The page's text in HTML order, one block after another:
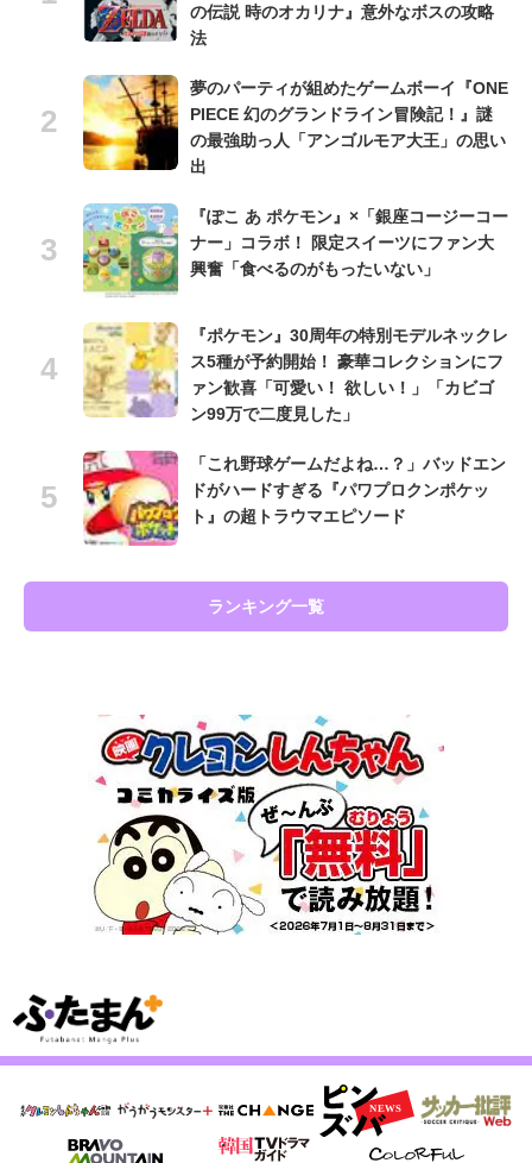
の伝説 時のオカリナ』意外なボスの攻略
法
夢のパーティが組めたゲームボーイ『ONE
PIECE 幻のグランドライン冒険記！』謎
の最強助っ人「アンゴルモア大王」の思い
出
『ぽこ あ ポケモン』×「銀座コージーコー
ナー」コラボ！ 限定スイーツにファン大
興奮「食べるのがもったいない」
『ポケモン』30周年の特別モデルネックレ
ス5種が予約開始！ 豪華コレクションにフ
ァン歓喜「可愛い！ 欲しい！」「カビゴ
ン99万で二度見した」
「これ野球ゲームだよね…？」バッドエン
ドがハードすぎる『パワプロクンポケッ
ト』の超トラウマエピソード
ランキング一覧